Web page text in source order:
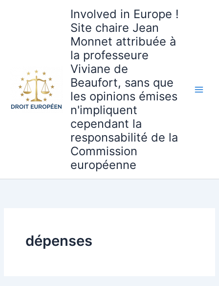
Involved in Europe !
Site chaire Jean
Monnet attribuée à
la professeure
Viviane de
Beaufort, sans que
les opinions émises
n'impliquent
cependant la
responsabilité de la
Commission
européenne
dépenses